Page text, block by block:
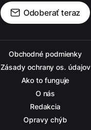
Odoberať teraz
Obchodné podmienky
Zásady ochrany os. údajov
Ako to funguje
O nás
Redakcia
Opravy chýb